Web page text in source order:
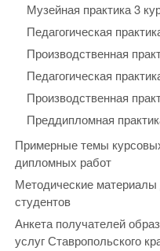
Музейная практика 3
Педагогическая
Производственная
Педагогическая
Производственная
Преддипломная
Примерные темы
дипломных работ
Методические материалы
студентов
Анкета получателей
услуг Ставропольского